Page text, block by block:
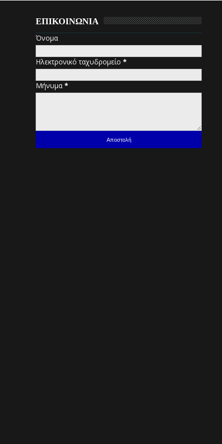
ΕΠΙΚΟΙΝΩΝΙΑ
Όνομα
Ηλεκτρονικό ταχυδρομείο *
Μήνυμα *